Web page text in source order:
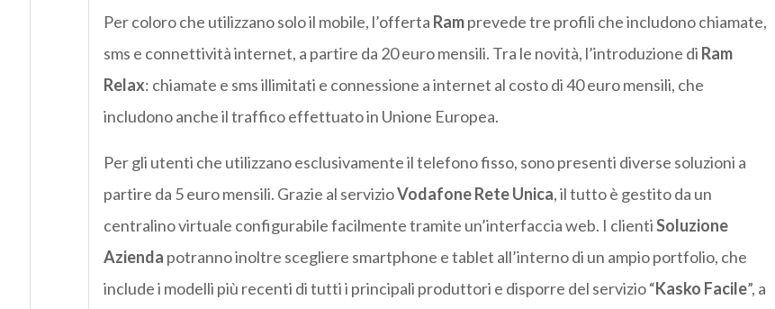
Per coloro che utilizzano solo il mobile, l’offerta Ramprevede tre profili che includono chiamate,
sms e connettività internet, a partire da 20 euro mensili. Tra le novità, l’introduzione di Ram
Relax: chiamate e sms illimitati e connessione a internet al costo di 40 euro mensili, che
includono anche il traffico effettuato in Unione Europea.
Per gli utenti che utilizzano esclusivamente il telefono fisso, sono presenti diverse soluzioni a
partire da 5 euro mensili. Grazie al servizioVodafone Rete Unica, il tutto è gestito da un
centralino virtuale configurabile facilmente tramite un’interfaccia web. I clientiSoluzione
Azienda potranno inoltre scegliere smartphone e tablet all’interno di un ampio portfolio, che
include i modelli più recenti di tutti i principali produttori e disporre del servizio “Kasko Facile”, a